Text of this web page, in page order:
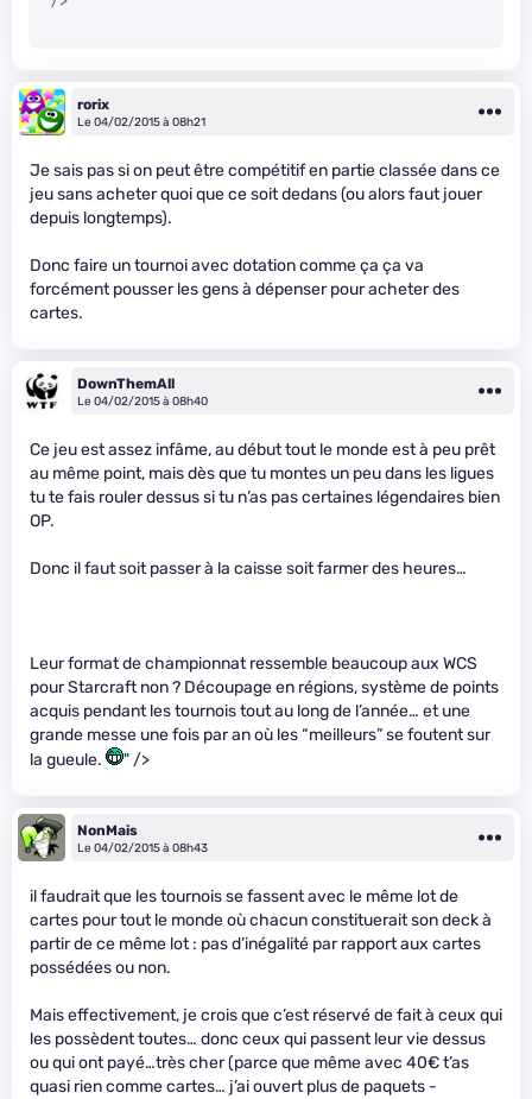
rorix
Le 04/02/2015 à 08h21
Je sais pas si on peut être compétitif en partie classée dans ce
jeu sans acheter quoi que ce soit dedans (ou alors faut jouer
depuis longtemps).
Donc faire un tournoi avec dotation comme ça ça va
forcément pousser les gens à dépenser pour acheter des
cartes.
DownThemAll
Le 04/02/2015 à 08h40
Ce jeu est assez infâme, au début tout le monde est à peu prêt
au même point, mais dès que tu montes un peu dans les ligues
tu te fais rouler dessus si tu n’as pas certaines légendaires bien
OP.
Donc il faut soit passer à la caisse soit farmer des heures…
Leur format de championnat ressemble beaucoup aux WCS
pour Starcraft non ? Découpage en régions, système de points
acquis pendant les tournois tout au long de l’année… et une
grande messe une fois par an où les “meilleurs” se foutent sur
la gueule.
" />
NonMais
Le 04/02/2015 à 08h43
il faudrait que les tournois se fassent avec le même lot de
cartes pour tout le monde où chacun constituerait son deck à
partir de ce même lot : pas d’inégalité par rapport aux cartes
possédées ou non.
Mais effectivement, je crois que c’est réservé de fait à ceux qui
les possèdent toutes… donc ceux qui passent leur vie dessus
ou qui ont payé…très cher (parce que même avec 40€ t’as
quasi rien comme cartes… j’ai ouvert plus de paquets -